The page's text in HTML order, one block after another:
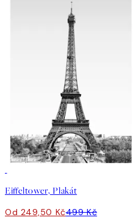
Eiffeltower, Plakát
Od 249,50 Kč499 Kč